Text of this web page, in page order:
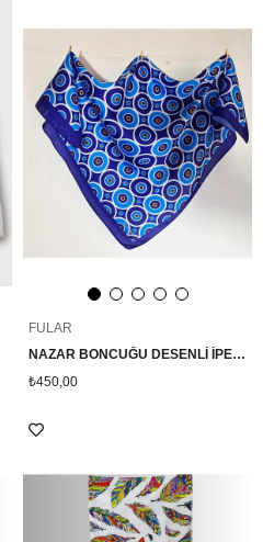
FULAR
NAZAR BONCUĞU DESENLİ İPEK SATEN MAVİ FULAR
₺450,00